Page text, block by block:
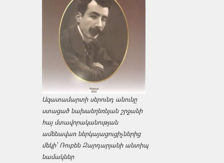
Ազատամարտի սերունդ անունը
ստացած նախաեղեռնյան շրջանի
հայ մտավորականության
ամենավառ ներկայացուցիչներից
մեկի՝ Ռուբեն Զարդարյանի անտիպ
նամակներ